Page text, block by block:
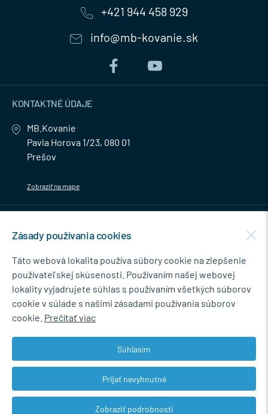
+421 944 458 929
info@mb-kovanie.sk
KONTAKTNÉ ÚDAJE
MB.Kovanie
Pavla Horova 1/23, 080 01
Prešov
Zobraziť na mape
NEWSLETTER
Súhlasím so spracovaním osobných údajov pre marketingové účely.
Zásady ochrany osobných údajov
© 2026 Marián Kokoška - MB.Kovanie
Web dizajn: MARLOW DESIGN
Zásady používania cookies
Táto webová lokalita používa súbory cookie na zlepšenie
používateľskej skúsenosti. Používaním našej webovej
lokality vyjadrujete súhlas s používaním všetkých súborov
cookie v súlade s našimi zásadami používania súborov
cookie. Prečítať viac
Súhlasím
Prijať nevyhnutné
Zobraziť podrobnosti